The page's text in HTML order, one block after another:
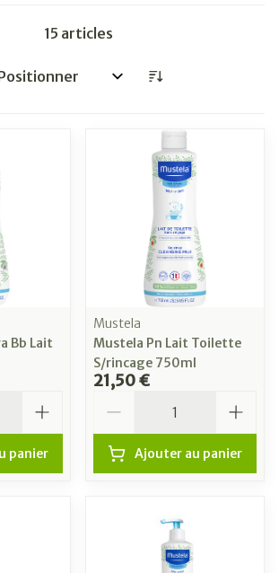
15 articles
par:
Bb Lait
panier
Mustela
Mustela Pn Lait Toilette
S/rincage 750ml
21,50 €
Ajouter au panier